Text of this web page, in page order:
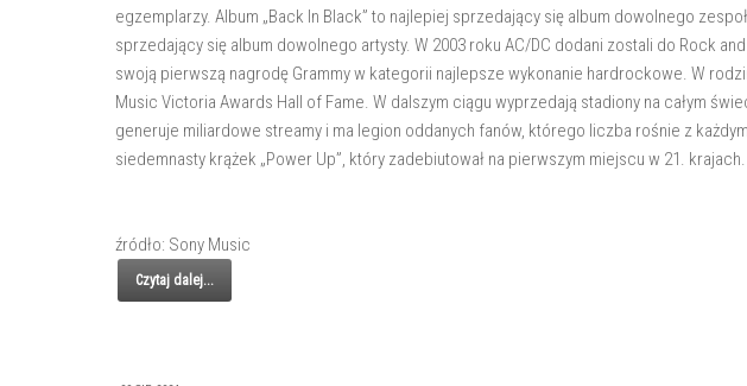
egzemplarzy. Album „Back In Black” to najlepiej sprzedający się album dowolnego
sprzedający się album dowolnego artysty. W 2003 roku AC/DC dodani zostali do Rock
swoją pierwszą nagrodę Grammy w kategorii najlepsze wykonanie hardrockowe. W
Music Victoria Awards Hall of Fame. W dalszym ciągu wyprzedają stadiony na całym
generuje miliardowe streamy i ma legion oddanych fanów, którego liczba rośnie z
siedemnasty krążek „Power Up”, który zadebiutował na pierwszym miejscu w 21. krajach.
źródło: Sony Music
Czytaj dalej...